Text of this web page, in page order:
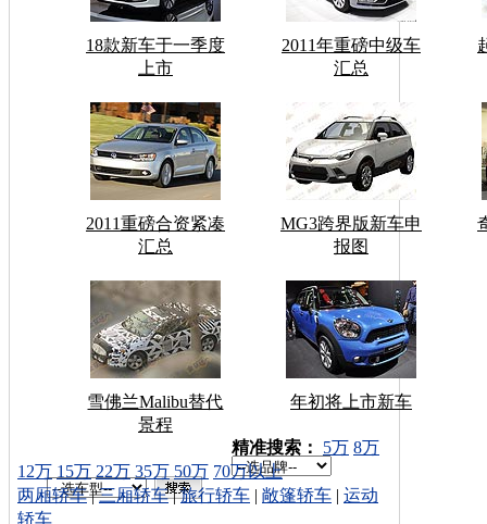
18款新车于一季度
上市
2011年重磅中级车
汇总
2011重磅合资紧凑
汇总
MG3跨界版新车申
报图
雪佛兰Malibu替代
景程
年初将上市新车
车型搜索：
精准搜索： 5万 8万
12万 15万 22万 35万 50万 70万以上
两厢轿车|三厢轿车|旅行轿车 | 敞篷轿车 | 运动
轿车